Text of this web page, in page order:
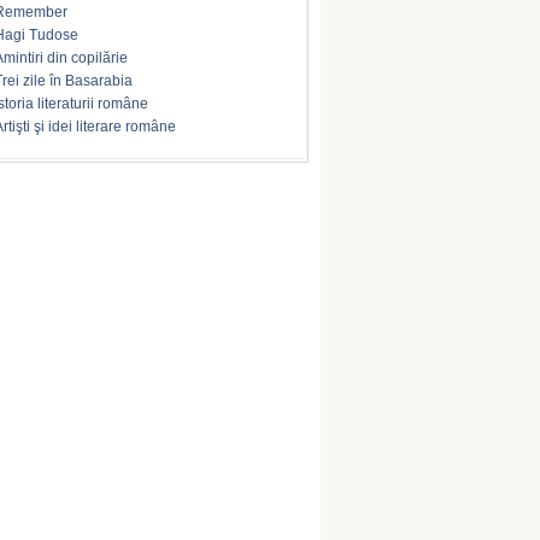
Tudose
din copilărie
zile în Basarabia
literaturii române
şi idei literare române